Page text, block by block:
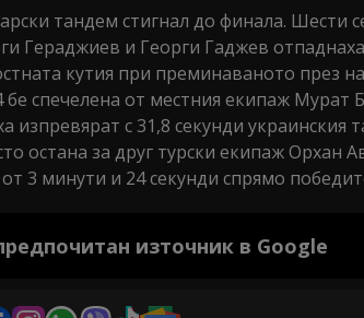
тандем стигнал до финала. Шести
и Георги Гаджев
кутия при преминаваното през
бе спечелена от местния екипаж
изпревярат с 31,8 секунди украинския
остана за друг турски екипаж Орхан
3 минути и 24 секунди спрямо
източник в Google